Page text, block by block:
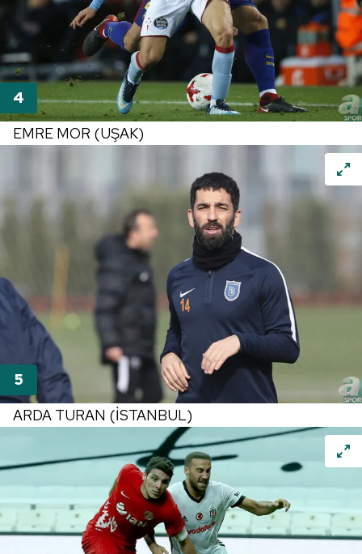
EMRE MOR (UŞAK)
ARDA TURAN (İSTANBUL)